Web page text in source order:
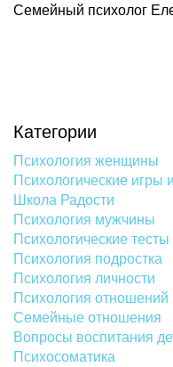
Семейный психолог
Категории
Психология женщины
Психологические игры
Школа Радости
Психология мужчины
Психологические тесты
Психология подростка
Психология личности
Психология отношений
Семейные отношения
Вопросы воспитания
Психосоматика